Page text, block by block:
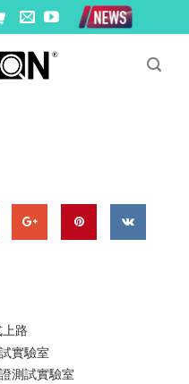
Google
Plus
路
實驗室
測試實驗室